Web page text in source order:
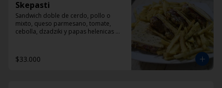
Skepasti
Sandwich doble de cerdo, pollo o
mixto, queso parmesano, tomate,
cebolla, dzadziki y papas helenicas
$33.000